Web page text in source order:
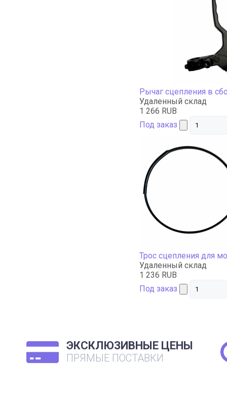
Рычаг сцепления в
Удаленный склад
1 266 RUB
Под заказ
Трос сцепления для
Удаленный склад
1 236 RUB
Под заказ
ЭКСКЛЮЗИВНЫЕ ЦЕНЫ
ПРЯМЫЕ ПОСТАВКИ